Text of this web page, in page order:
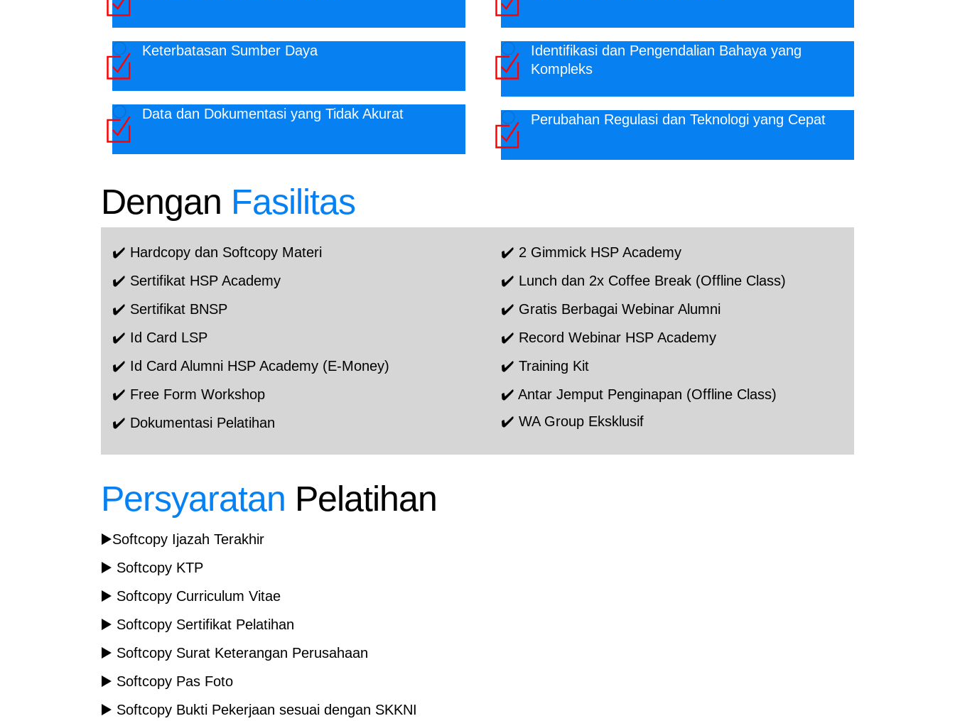
Keterbatasan Sumber Daya
Data dan Dokumentasi yang Tidak Akurat
Identifikasi dan Pengendalian Bahaya yang
Kompleks
Perubahan Regulasi dan Teknologi yang Cepat
Dengan Fasilitas
✔️ Hardcopy dan Softcopy Materi
✔️ Sertifikat HSP Academy
✔️ Sertifikat BNSP
✔️ Id Card LSP
✔️ Id Card Alumni HSP Academy (E-Money)
✔️ Free Form Workshop
✔️ Dokumentasi Pelatihan
✔️ 2 Gimmick HSP Academy
✔️ Lunch dan 2x Coffee Break (Offline Class)
✔️ Gratis Berbagai Webinar Alumni
✔️ Record Webinar HSP Academy
✔️ Training Kit
✔️ Antar Jemput Penginapan (Offline Class)
✔️ WA Group Eksklusif
Persyaratan Pelatihan
▶️Softcopy Ijazah Terakhir
▶️ Softcopy KTP
▶️ Softcopy Curriculum Vitae
▶️ Softcopy Sertifikat Pelatihan
▶️ Softcopy Surat Keterangan Perusahaan
▶️ Softcopy Pas Foto
▶️ Softcopy Bukti Pekerjaan sesuai dengan SKKNI